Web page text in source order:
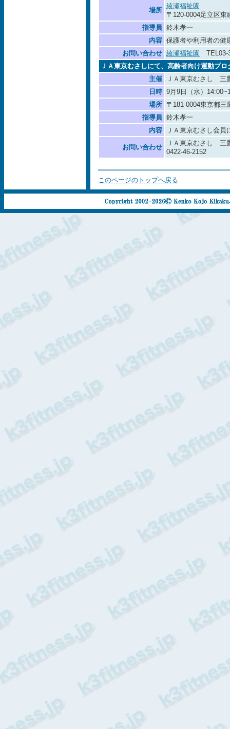
場所
綾瀬福祉園
〒120-0004足立区東
指導員 鈴木孝一
内容 保護者や利用者の健
お問い合わせ 綾瀬福祉園
TEL03-
ＪＡ東京むさしにて、高齢者向け運動プ
主催
ＪＡ東京むさし 三
日時 9月9日（水）
場所 〒181-0004東京都
指導員 鈴木孝一
内容
ＪＡ東京むさし会
お問い合わせ
ＪＡ東京むさし 三
0422-46-2152
このページのトップへ戻る